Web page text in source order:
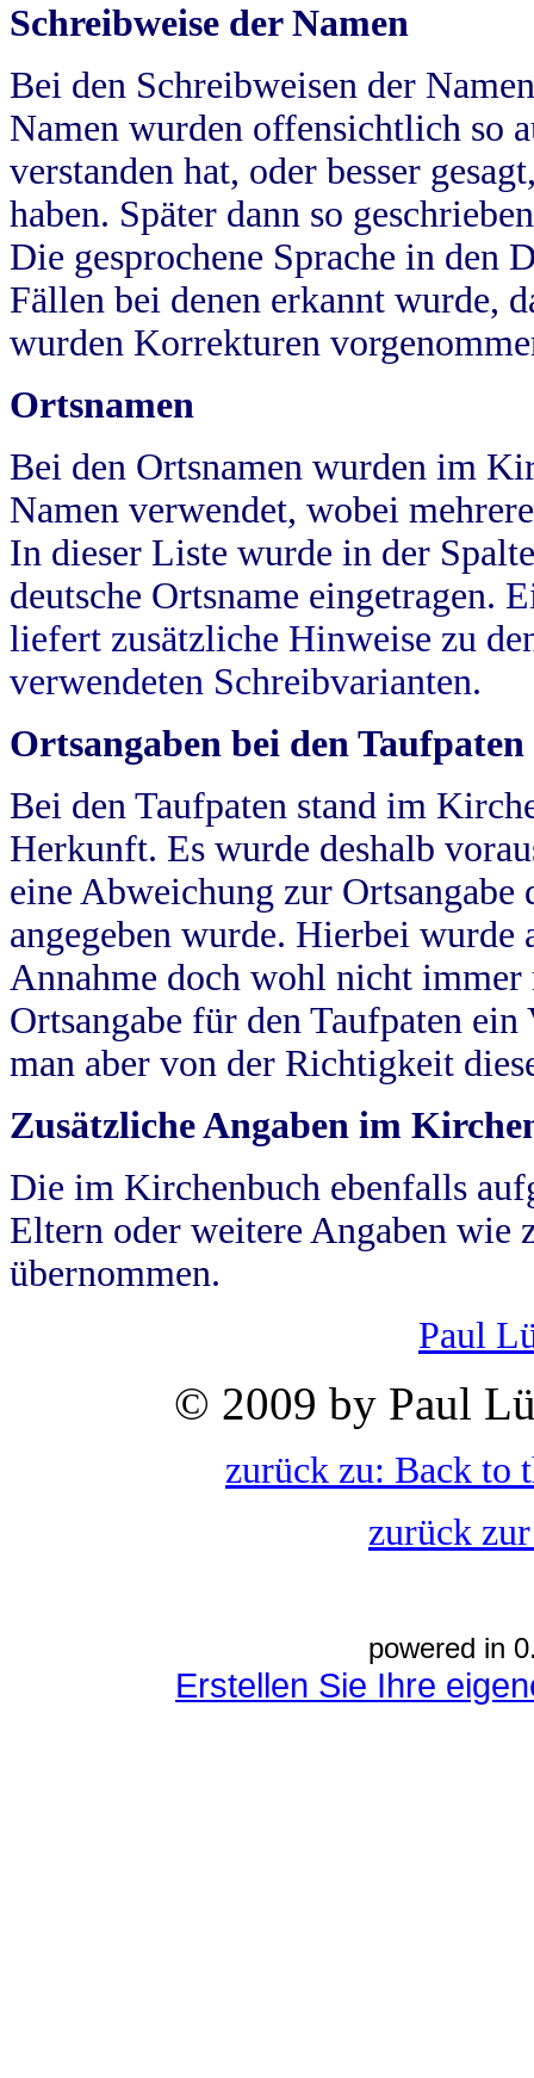
Schreibweise der Namen
Bei den Schreibweisen der
Namen wurden offensichtlich so
verstanden hat, oder besser
haben. Später dann so
Die gesprochene Sprache in
Fällen bei denen erkannt wurde,
wurden Korrekturen
Ortsnamen
Bei den Ortsnamen wurden im
Namen verwendet, wobei
In dieser Liste wurde in der
deutsche Ortsname eingetragen.
liefert zusätzliche Hinweise zu
verwendeten Schreibvarianten.
Ortsangaben bei den Taufpaten
Bei den Taufpaten stand im
Herkunft. Es wurde deshalb
eine Abweichung zur
angegeben wurde. Hierbei wurde
Annahme doch wohl nicht
Ortsangabe für den Taufpaten
man aber von der Richtigkeit
Zusätzliche Angaben im
Die im Kirchenbuch ebenfalls
Eltern oder weitere Angaben wie
übernommen.
Paul
© 2009 by Paul
zurück zu: Back to
zurück
powered in
Erstellen Sie Ihre